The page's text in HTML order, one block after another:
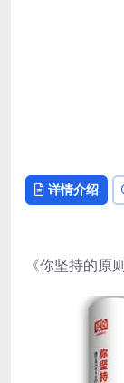
详情介绍
《你坚持的原